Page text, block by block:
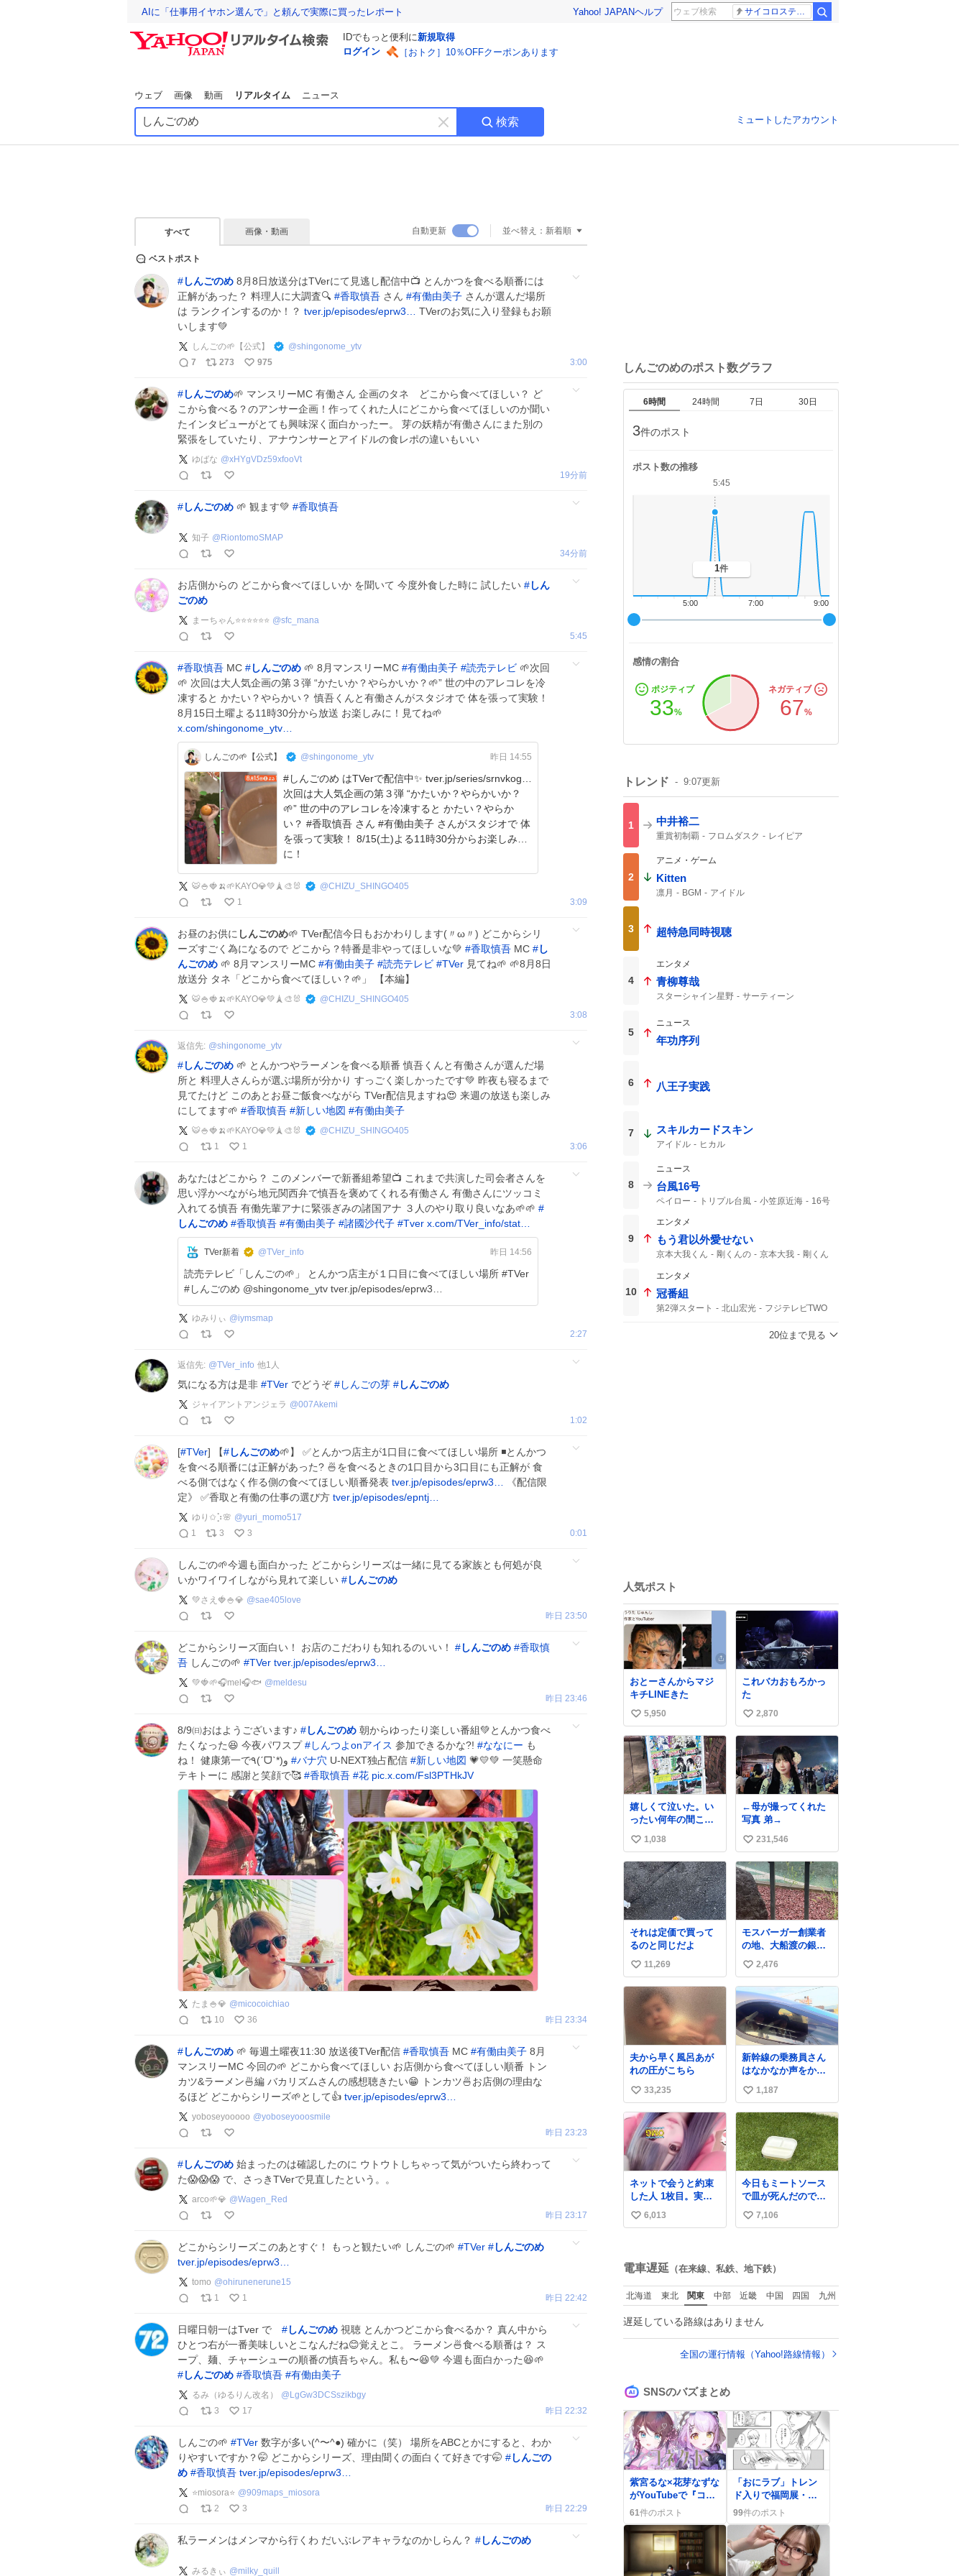
AIに「仕事用イヤホン選んで」と頼んで実際に買ったレポート Yahoo! JAPANヘルプ サイコロステーキ先輩
IDでもっと便利に新規取得
ログイン
［おトク］10％OFFクーポンあります
ウェブ 画像 動画 リアルタイム ニュース
キ
ー
す
検索 ミュートしたアカウント
すべて 画像・動画 自動更新 並べ替え： 新着順
ベストポスト
#しんごのめ 8月8日放送分はTVerにて見逃し配信中📺 とんかつを食べる順番には
正解があった？ 料理人に大調査🔍 #香取慎吾 さん #有働由美子 さんが選んだ場所
は ランクインするのか！？ tver.jp/episodes/eprw3…
TVerのお気に入り登録もお願
いします💚
しんごの🌱【公式】 @shingonome_ytv
7
273 975 3:00
#しんごのめ🌱 マンスリーMC 有働さん 企画のタネ どこから食べてほしい？ ど
こから食べる？のアンサー企画！作ってくれた人にどこから食べてほしいのか聞い
たインタビューがとても興味深く面白かったー。 芽の妖精が有働さんにまた別の
緊張をしていたり、アナウンサーとアイドルの食レポの違いもいい
ゆばな @xHYgVDz59xfooVt
19分前
#しんごのめ 🌱 観ます💚 #香取慎吾
知子 @ RiontomoSMAP
34分前
お店側からの どこから食べてほしいか を聞いて 今度外食した時に 試したい #しん
ごのめ
まーちゃん⭐️⭐⭐⭐⭐⭐️ @sfc_mana
5:45
#香取慎吾 MC #しんごのめ 🌱 8月マンスリーMC #有働由美子 #読売テレビ 🌱次回
🌱 次回は大人気企画の第３弾 “かたいか？やらかいか？🌱” 世の中のアレコレを冷
凍すると かたい？やらかい？ 慎吾くんと有働さんがスタジオで 体を張って実験！
8月15日土曜よる11時30分から放送 お楽しみに！見てね🌱
x.com/shingonome_ytv…
しんごの🌱【公式】 @shingonome_ytv 昨日 14:55
#しんごのめ はTVerで配信中✨ tver.jp/series/srnvkog…
次回は大人気企画の第３弾 “かたいか？やらかいか？
🌱” 世の中のアレコレを冷凍すると かたい？やらか
い？ #香取慎吾 さん #有働由美子 さんがスタジオで 体
を張って実験！ 8/15(土)よる11時30分からお楽しみ
に！
🐯🍚🍓🍌🌱KAYO💎💚🗼🎨🐰 @CHIZU_SHINGO405
1
3:09
お昼のお供に しんごのめ🌱 TVer配信今日もおかわりします(〃ω〃) どこからシリ
ーズすごく為になるので どこから？特番是非やってほしいな💚 #香取慎吾 MC #し
んごのめ 🌱 8月マンスリーMC #有働由美子 #読売テレビ #TVer 見てね🌱 🌱8月8日
放送分 タネ「どこから食べてほしい？🌱」 【本編】
🐯🍚🍓🍌🌱KAYO💎💚🗼🎨🐰 @CHIZU_SHINGO405
3:08
返信先: @shingonome_ytv
#しんごのめ 🌱 とんかつやラーメンを食べる順番 慎吾くんと有働さんが選んだ場
所と 料理人さんらが選ぶ場所が分かり すっごく楽しかったです💚 昨夜も寝るまで
見てたけど このあとお昼ご飯食べながら TVer配信見ますね😍 来週の放送も楽しみ
にしてます🌱 #香取慎吾 #新しい地図 #有働由美子
🐯🍚🍓🍌🌱KAYO💎💚🗼🎨🐰 @CHIZU_SHINGO405
1
1 3:06
あなたはどこから？ このメンバーで新番組希望📺️ これまで共演した司会者さんを
思い浮かべながら地元関西弁で慎吾を褒めてくれる有働さん 有働さんにツッコミ
入れてる慎吾 有働先輩アナに緊張ぎみの諸国アナ ３人のやり取り良いなあ🌱🌱 #
しんごのめ #香取慎吾 #有働由美子 #諸國沙代子 #Tver x.com/TVer_info/stat…
TVer新着 @TVer_info 昨日 14:56
読売テレビ「しんごの🌱」 とんかつ店主が１口目に食べてほしい場所 #TVer
#しんごのめ @shingonome_ytv tver.jp/episodes/eprw3…
ゆみりぃ @iymsmap
2:27
返信先: @TVer_info 他1 人
気になる方は是非 #TVer でどうぞ #しんごの芽 #しんごのめ
ジャイアントアンジェラ @007Akemi
1:02
[#TVer] 【#しんごのめ🌱】 ✅とんかつ店主が1口目に食べてほしい場所 ◾️とんかつ
を食べる順番には正解があった? 🍜を食べるときの1口目から3口目にも正解が 食
べる側ではなく作る側の食べてほしい順番発表 tver.jp/episodes/eprw3…
《配信限
定》 ✅香取と有働の仕事の選び方 tver.jp/episodes/epntj…
ゆり✩⡱🌸 @yuri_momo517
1
3 3 0:01
しんごの🌱今週も面白かった どこからシリーズは一緒に見てる家族とも何処が良
いかワイワイしながら見れて楽しい #しんごのめ
💚さえ🍓🍚💎 @sae405love
昨日 23:50
どこからシリーズ面白い！ お店のこだわりも知れるのいい！ #しんごのめ #香取慎
吾 しんごの🌱 #TVer tver.jp/episodes/eprw3…
💚🍓🌱🎧mel🎧🐟 @meldesu
昨日 23:46
8/9㈰おはようございます♪ #しんごのめ 朝からゆったり楽しい番組💚とんかつ食べ
たくなった😆 今夜パワスプ#しんつよonアイス 参加できるかな?! #ななにー も
#バナ穴 U-NEXT独占配信 #新しい地図 💗💛💚 一笑懸命
テキトーに 感謝と笑顔で🥰 #香取慎吾 #花 pic.x.com/Fsl3PTHkJV
たま🍚💎 @micocoichiao
10
36 昨日 23:34
#しんごのめ 🌱 毎週土曜夜11:30 放送後TVer配信 #香取慎吾 MC #有働由美子 8月
マンスリーMC 今回の🌱 どこから食べてほしい お店側から食べてほしい順番 トン
カツ&ラーメン🍜編 バカリズムさんの感想聴きたい😁 トンカツ🍜お店側の理由な
るほど どこからシリーズ🌱として👍 tver.jp/episodes/eprw3…
yoboseyooooo @yoboseyooosmile
昨日 23:23
#しんごのめ 始まったのは確認したのに ウトウトしちゃって気がついたら終わって
た😱😱😱 で、さっきTVerで見直したという。。
arco🌱💎 @Wagen_Red
昨日 23:17
どこからシリーズこのあとすぐ！ もっと観たい🌱 しんごの🌱 #TVer #しんごのめ
tver.jp/episodes/eprw3…
tomo @ohirunenerune15
1
1 昨日 22:42
日曜日朝一はTver で #しんごのめ 視聴 とんかつどこから食べるか？ 真ん中から
ひとつ右が一番美味しいとこなんだね😊覚えとこ。 ラーメン🍜食べる順番は？ ス
ープ、麺、チャーシューの順番の慎吾ちゃん。私も〜😆💚 今週も面白かった😆🌱
#しんごのめ #香取慎吾 #有働由美子
るみ（ゆるりん改名） @ LgGw3DCSszikbgy
3
17 昨日 22:32
しんごの🌱 #TVer 数字が多い(^〜^●) 確かに（笑） 場所をABCとかにすると、わか
りやすいですか？🤭 どこからシリーズ、理由聞くの面白くて好きです🤭 #しんごの
め #香取慎吾 tver.jp/episodes/eprw3…
⭐️miosora⭐️ @909maps_miosora
2
3 昨日 22:29
私ラーメンはメンマから行くわ だいぶレアキャラなのかしらん？ #しんごのめ
みるきぃ @milky_quill
しんごのめのポスト数グラフ
6時間 24時間 7日 30日
3件のポスト
ポスト数の推移
9:00
7:00
5:00
5:45
1件
感情の割合
ポジティブ
33%
ネガティブ
67%
トレンド 9:07更新
1 中井裕二
重賞初制覇 フロムダスク
レイピア
2着
好きになっちゃう
2
アニメ・ゲーム
Kitten
凛月 BGM アイドル
3 超特急同時視聴
4
エンタメ
青柳尊哉
スターシャイン星野
サーティーン
コードナンバーサーティーン
5
ニュース
年功序列
6 八王子実践
7 スキルカードスキン
アイドル ヒカル
8
ニュース
台風16号
ペイロー トリプル台風 小笠原近海
16号
午後3時
15号
9
エンタメ
もう君以外愛せない
京本大我くん 剛くんの 京本大我
剛くん
京本さん
10
エンタメ
冠番組
第2弾スタート 北山宏光 フジテレビTWO
20位まで見る
人気ポスト
おとーさんからマジ
キチLINEきた
い
い
ね
数
5,950
これバカおもろかっ
た
い
い
ね
数
2,870
嬉しくて泣いた。い
ったい何年の間ここ
で岐阜の街を見守っ
てたんだ･･･ 河合荘
も変サラも小市民
も、全部･･･
い
い
ね
数
1,038
←母が撮ってくれた
写真 弟→
い
い
ね
数
231,546
それは定価で買って
るのと同じだよ
い
い
11,269
モスバーガー創業者
の地、大船渡の銀の
モスバーガーに一
礼。
い
い
ね
数
2,476
夫から早く風呂あが
れの圧がこちら
い
い
ね
数
33,235
新幹線の乗務員さん
はなかなか声をかけ
づらいのだけど😅 ル
ミエールの運転士さ
ん、運転台にカメラ
マン向けたらお二人
で敬礼🫡✨ 暗くて上
手く撮れないなぁ…
な顔してたら、わざ
わざ車外に出て来て
くださり✨ 「フリー
素材なので載せて大
丈夫です！」と自ら
言ってくださる親切
い
い
ね
数
1,187
ネットで会うと約束
した人 1枚目。実際
来た人2枚目
い
数
6,013
今日もミートソース
で皿が死んだので、
天日干しをしていま
す🍝 ありがとう先人
い
数
7,106
電車遅延 （在来線、私鉄、地下鉄）
北海道 東北 関東 中部 近畿 中国 四国 九州
遅延している路線はありません
全国の運行情報（Yahoo!路線情報）
SNSのバズまとめ
紫宮るな×花芽なずな
がYouTubeで『コネ
クト』カバー公開、
「うおおおおお」と
歓喜
61件のポスト
「おにラブ」トレン
ド入りで福岡展・ト
ークライブが熱狂、
夏のおにラブしてく
れる」と歓喜
99件のポスト